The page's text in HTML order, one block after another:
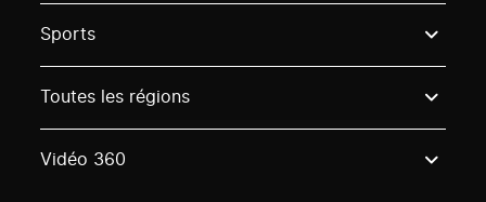
Sports
Toutes les régions
Vidéo 360